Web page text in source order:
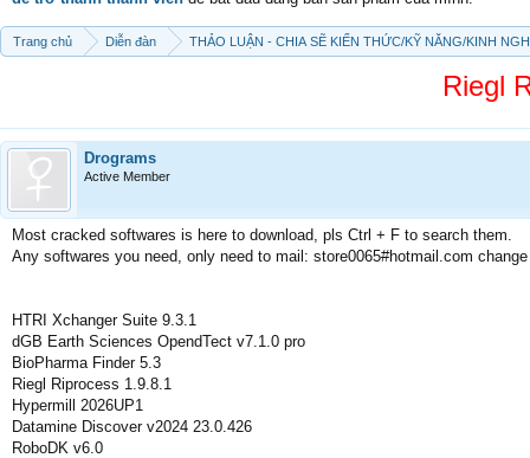
Trang chủ Diễn đàn THẢO LUẬN - CHIA SẼ KIẾN THỨC/KỸ NĂNG/KINH
Riegl
Drograms
Active Member
Most cracked softwares is here to download, pls Ctrl + F to search them.
Any softwares you need, only need to mail: store0065#hotmail.com
HTRI Xchanger Suite 9.3.1
dGB Earth Sciences OpendTect v7.1.0 pro
BioPharma Finder 5.3
Riegl Riprocess 1.9.8.1
Hypermill 2026UP1
Datamine Discover v2024 23.0.426
RoboDK v6.0